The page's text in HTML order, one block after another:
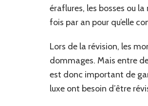
éraflures, les bosses ou
fois par an pour qu’elle
Lors de la révision, les
dommages. Mais entre
est donc important de
luxe ont besoin d’être